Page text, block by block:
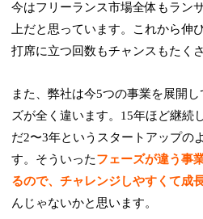
今はフリーランス市場全体もラン
上だと思っています。これから伸
打席に立つ回数もチャンスもたく
また、弊社は今5つの事業を展開
ズが全く違います。15年ほど継続
だ2〜3年というスタートアップの
す。そういったフェーズが違う事
るので、チャレンジしやすくて成
んじゃないかと思います。